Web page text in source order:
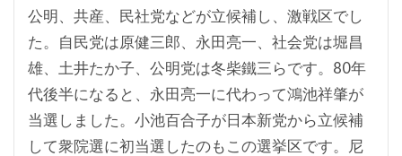
公明、共産、民社党などが立候補し、激戦区でし
た。自民党は原健三郎、永田亮一、社会党は堀昌
雄、土井たか子、公明党は冬柴鐵三らです。80年
代後半になると、永田亮一に代わって鴻池祥肇が
当選しました。小池百合子が日本新党から立候補
して衆院選に初当選したのもこの選挙区です。尼